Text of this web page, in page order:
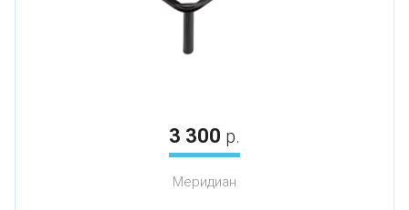
3 300 р.
Меридиан